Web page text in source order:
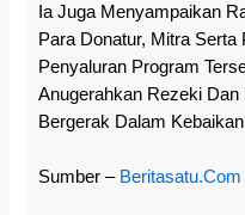
Ia Juga Menyampaikan
Para Donatur, Mitra Serta
Penyaluran Program
Anugerahkan Rezeki Dan
Bergerak Dalam
Sumber – Beritasatu.com